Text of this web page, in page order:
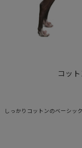
コッ
しっかりコットンのベーシッ